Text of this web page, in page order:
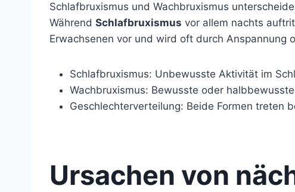
Schlafbruxismus und Wachbruxismus
Während Schlafbruxismus vor allem nachts
Erwachsenen vor und wird oft durch Anspannung
Schlafbruxismus: Unbewusste Aktivität im
Wachbruxismus: Bewusste oder
Geschlechterverteilung: Beide Formen treten
Ursachen von